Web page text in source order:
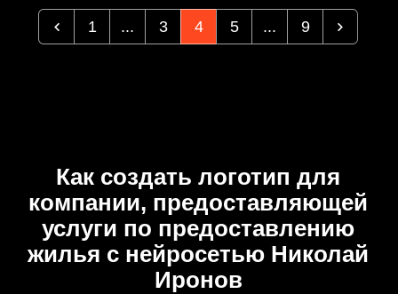
1 ... 3 4 5 ... 9
Как создать логотип для
компании, предоставляющей
услуги по предоставлению
жилья с нейросетью Николай
Иронов